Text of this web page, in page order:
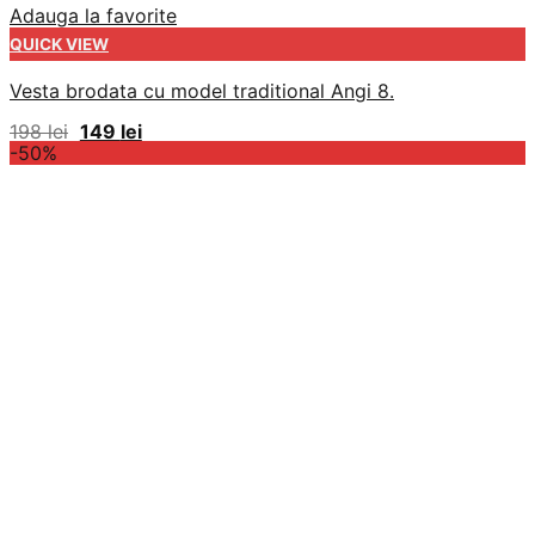
Adauga la favorite
QUICK VIEW
Vesta brodata cu model traditional Angi 8.
198lei Prețul
a
149 leiPrețul
este:
-50%